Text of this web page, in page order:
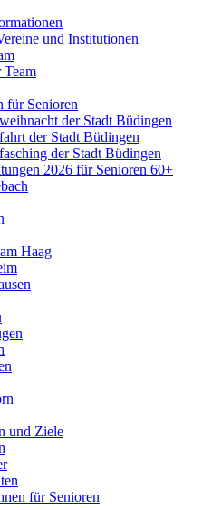
und Institutionen
Team
für Senioren
der Stadt Büdingen
der Stadt Büdingen
der Stadt Büdingen
2026 für Senioren 60+
Haag
und Ziele
für Senioren